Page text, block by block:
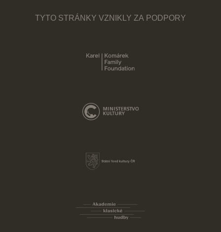
TYTO STRÁNKY VZNIKLY ZA PODPORY